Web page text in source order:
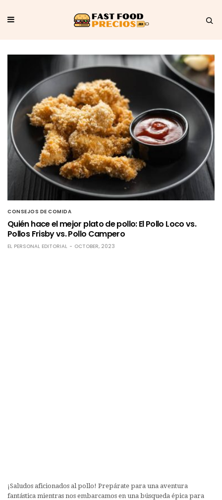
CONSEJOS DE COMIDA
Quién hace el mejor plato de pollo: El Pollo Loco vs.
Pollos Frisby vs. Pollo Campero
EL PERSONAL EDITORIAL OCTOBER, 2023
¡Saludos aficionados al pollo! Prepárate para una aventura
fantástica mientras nos embarcamos en una búsqueda épica para